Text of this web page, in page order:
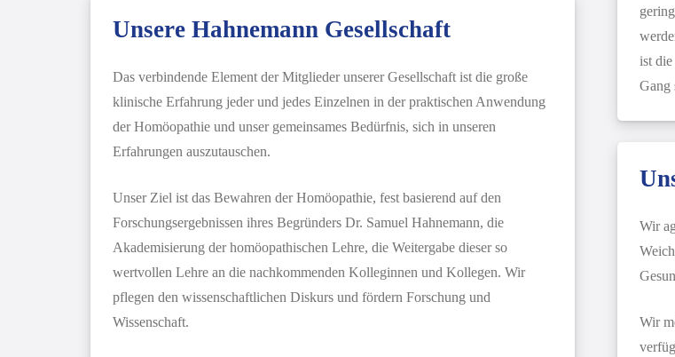
Unsere Hahnemann Gesellschaft
Das verbindende Element der Mitglieder unserer Gesellschaft ist die große
klinische Erfahrung jeder und jedes Einzelnen in der praktischen Anwendung
der Homöopathie und unser gemeinsames Bedürfnis, sich in unseren
Erfahrungen auszutauschen.
Unser Ziel ist das Bewahren der Homöopathie, fest basierend auf den
Forschungsergebnissen ihres Begründers Dr. Samuel Hahnemann, die
Akademisierung der homöopathischen Lehre, die Weitergabe dieser so
wertvollen Lehre an die nachkommenden Kolleginnen und Kollegen. Wir
pflegen den wissenschaftlichen Diskurs und fördern Forschung und
Wissenschaft.
ist
Gang
Wir
Wir